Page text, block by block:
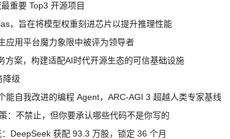
重要 Top3 开源项目
，旨在将模型权重刻进芯片以提升推理性能
应用平台魔力象限中被评为领导者
方案，构建适配AI时代开源生态的可信基础设施
降级
能自我改进的编程 Agent，ARC-AGI 3 超越人类专家基线
：不禁止，但你要承认哪些代码不是你写的
DeepSeek 获配 93.3 万股，锁定 36 个月